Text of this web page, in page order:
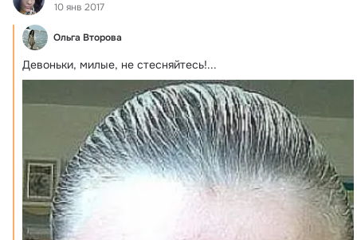
10 янв 2017
Ольга Второва
Девоньки, милые, не стесняйтесь!...